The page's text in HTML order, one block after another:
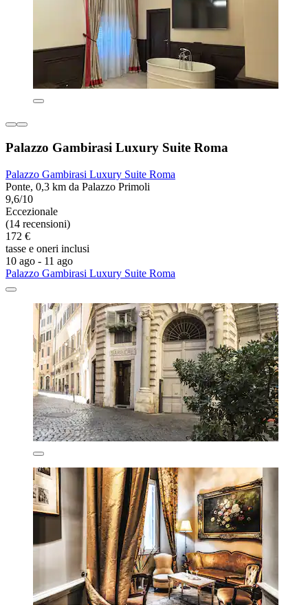
Palazzo Gambirasi Luxury Suite Roma
Palazzo Gambirasi Luxury Suite Roma
Ponte, 0,3 km da Palazzo Primoli
9,6/10
Eccezionale
(14 recensioni)
172 €
tasse e oneri inclusi
10 ago - 11 ago
Palazzo Gambirasi Luxury Suite Roma